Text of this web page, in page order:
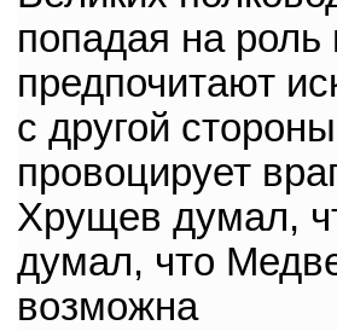
попадая на роль
предпочитают
с другой
провоцирует
Хрущев думал,
думал, что
возможна